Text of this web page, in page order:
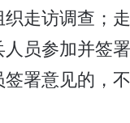
走访调查；
员参加并签
署意见的，